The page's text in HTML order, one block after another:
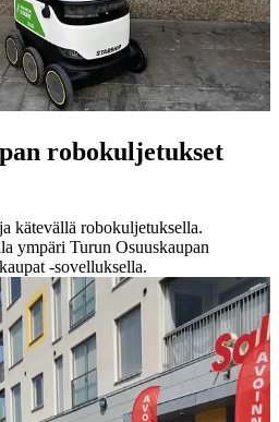
robokuljetukset
kätevällä robokuljetuksella.
ympäri Turun Osuuskaupan
-sovelluksella.